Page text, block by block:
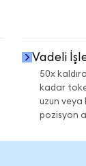
Vadeli
50x
kadar
uzun veya
pozisyon